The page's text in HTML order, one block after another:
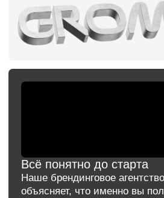
Проекты государственной